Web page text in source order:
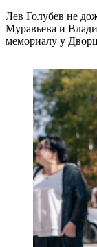
Лев Голубев не
Муравьева и
мемориалу у